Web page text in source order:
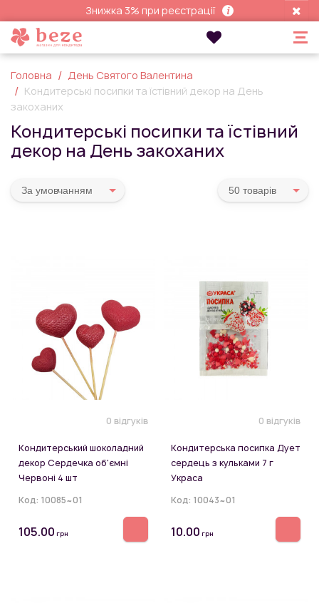
Знижка 3% при реєстрації
Головна
День Святого Валентина
Кондитерські посипки та їстівний декор на День
закоханих
Кондитерські посипки та їстівний
декор на День закоханих
За умовчанням 50 товарiв
0 відгуків
Кондитерський шоколадний
декор Сердечка об'ємні
Червоні 4 шт
Код: 10085~01
105.00 грн
0 відгуків
Кондитерська посипка Дует
сердець з кульками 7 г
Украса
Код: 10043~01
10.00 грн